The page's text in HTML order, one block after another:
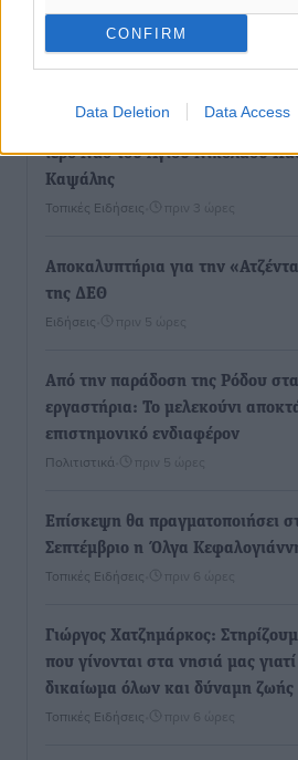
CONFIRM
Data Deletion Data Access
Ροή
ιερό Ναό του Αγίου Νικολάου
Καψάλης
Τοπικές Ειδήσεις πριν 3 ώρες
Αποκαλυπτήρια για την
της ΔΕΘ
Ειδήσεις πριν 5 ώρες
Από την παράδοση της Ρόδου στα
εργαστήρια: Το μελεκούνι
επιστημονικό ενδιαφέρον
Πολιτιστικά πριν 5 ώρες
Επίσκεψη θα πραγματοποιήσει
Σεπτέμβριο η Όλγα
Τοπικές Ειδήσεις πριν 6 ώρες
Γιώργος Χατζημάρκος:
που γίνονται στα νησιά μας γιατί
δικαίωμα όλων και δύναμη ζωής
Τοπικές Ειδήσεις πριν 6 ώρες